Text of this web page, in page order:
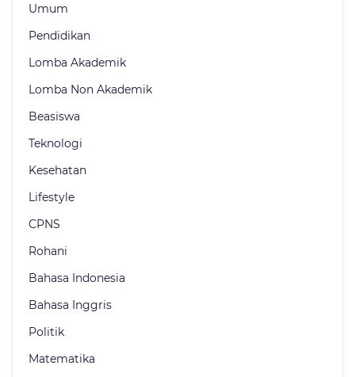
Umum
Pendidikan
Lomba Akademik
Lomba Non Akademik
Beasiswa
Teknologi
Kesehatan
Lifestyle
CPNS
Rohani
Bahasa Indonesia
Bahasa Inggris
Politik
Matematika